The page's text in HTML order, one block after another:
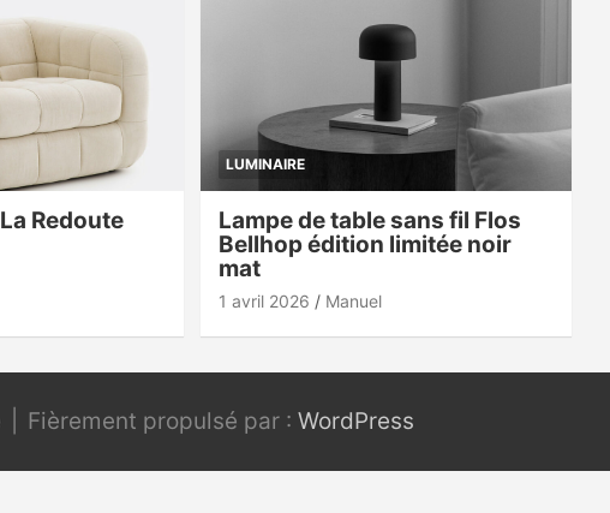
Redoute
LUMINAIRE
Lampe de table sans fil Flos
Bellhop édition limitée noir
mat
1 avril 2026 Manuel
Fièrement propulsé par : WordPress